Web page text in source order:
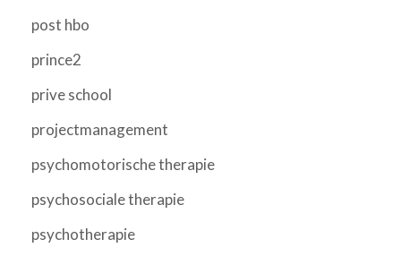
post hbo
prince2
prive school
projectmanagement
psychomotorische therapie
psychosociale therapie
psychotherapie